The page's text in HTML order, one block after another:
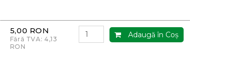
5,00 RON
Fără TVA: 4,13
RON
Adaugă în Coş